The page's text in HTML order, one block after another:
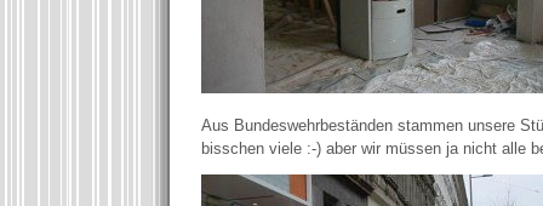
Aus Bundeswehrbeständen stammen unsere
bisschen viele :-) aber wir müssen ja nicht alle